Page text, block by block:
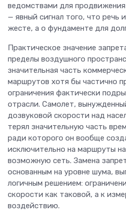
ведомствами для
— явный сигнал того, что речь
жесте, а о фундаменте для
Практическое значение
пределы воздушного
значительная часть
маршрутов хотя бы частично
ограничения фактически
отрасли. Самолет,
дозвуковой скорости над
терял значительную часть
ради которого он вообще
исключительно на маршруты
возможную сеть. Замена
основанным на уровне шума,
логичным решением:
скорости как таковой, а к
воздействию.